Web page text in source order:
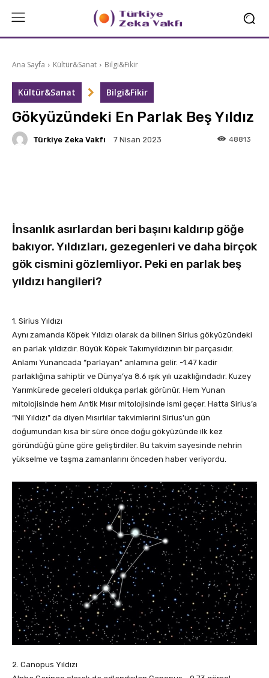
Ana Sayfa Kültür&Sanat Bilgi&Fikir
Kültür&Sanat Bilgi&Fikir
Gökyüzündeki En Parlak Beş Yıldız
Türkiye Zeka Vakfı 7 Nisan 2023 48813
İnsanlık asırlardan beri başını kaldırıp göğe
bakıyor. Yıldızları, gezegenleri ve daha birçok
gök cismini gözlemliyor. Peki en parlak beş
yıldızı hangileri?
1. Sirius Yıldızı
Aynı zamanda Köpek Yıldızı olarak da bilinen Sirius gökyüzündeki
en parlak yıldızdır. Büyük Köpek Takımyıldızının bir parçasıdır.
Anlamı Yunancada “parlayan” anlamına gelir. -1.47 kadir
parlaklığına sahiptir ve Dünya’ya 8.6 ışık yılı uzaklığındadır. Kuzey
Yarımkürede geceleri oldukça parlak görünür. Hem Yunan
mitolojisinde hem Antik Mısır mitolojisinde ismi geçer. Hatta Sirius’a
“Nil Yıldızı” da diyen Mısırlılar takvimlerini Sirius’un gün
doğumundan kısa bir süre önce doğu gökyüzünde ilk kez
göründüğü güne göre geliştirdiler. Bu takvim sayesinde nehrin
yükselme ve taşma zamanlarını önceden haber veriyordu.
2. Canopus Yıldızı